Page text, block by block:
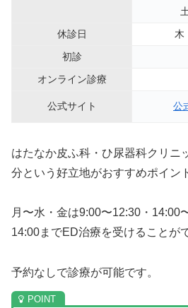
休診日
木
初診
オンライン診療
公式サイト 公
はたなか皮ふ科・ひ尿器科クリニ
分という好立地がおすすめポイン
月〜水・金は9:00〜12:30・14:00
14:00までED治療を受けることが
予約なしで診療が可能です。